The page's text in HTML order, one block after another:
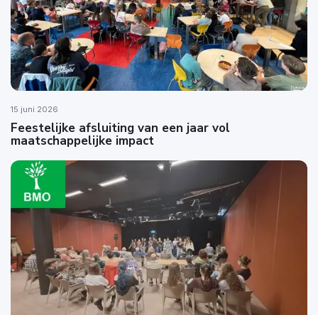
15 juni 2026
Feestelijke afsluiting van een jaar vol
maatschappelijke impact